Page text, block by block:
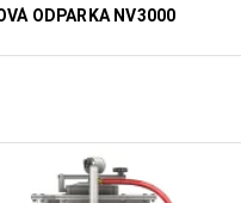
ODPARKA NV3000